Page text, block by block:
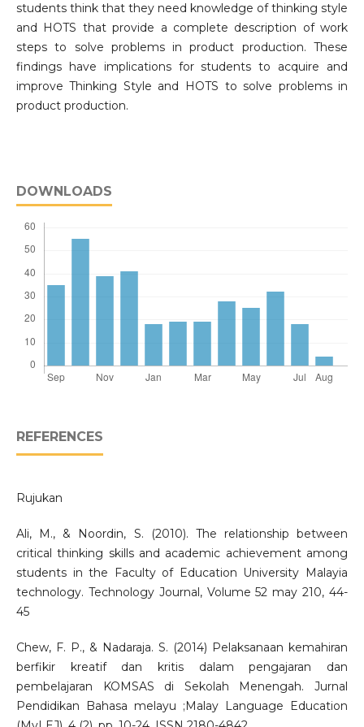
students think that they need knowledge of thinking style
and HOTS that provide a complete description of work
steps to solve problems in product production. These
findings have implications for students to acquire and
improve Thinking Style and HOTS to solve problems in
product production.
DOWNLOADS
REFERENCES
Rujukan
Ali, M., & Noordin, S. (2010). The relationship between
critical thinking skills and academic achievement among
students in the Faculty of Education University Malayia
technology. Technology Journal, Volume 52 may 210, 44-
45
Chew, F. P., & Nadaraja. S. (2014) Pelaksanaan kemahiran
berfikir kreatif dan kritis dalam pengajaran dan
pembelajaran KOMSAS di Sekolah Menengah. Jurnal
Pendidikan Bahasa melayu ;Malay Language Education